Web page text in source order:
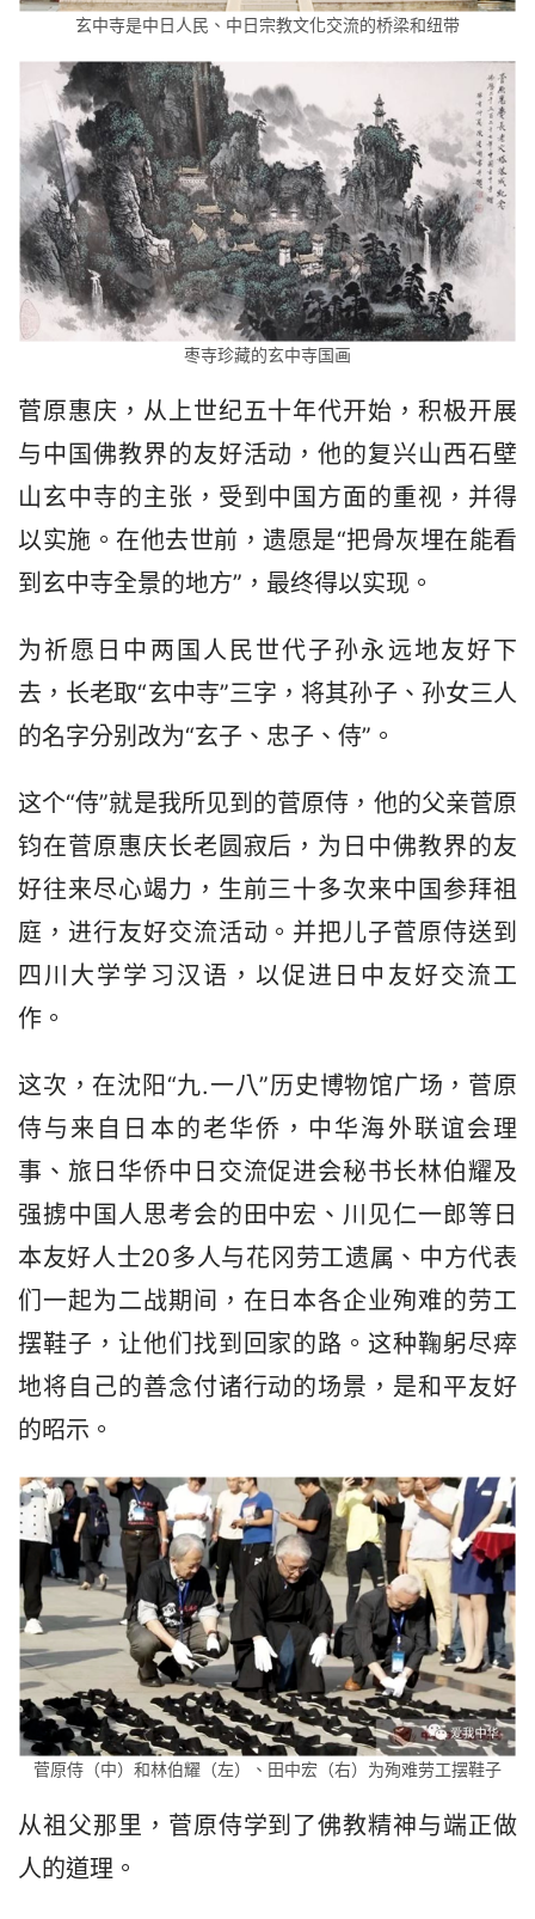
玄中寺是中日人民、中日宗教文化交流的桥梁和纽带
枣寺珍藏的玄中寺国画
菅原惠庆，从上世纪五十年代开始，积极开展
与中国佛教界的友好活动，他的复兴山西石壁
山玄中寺的主张，受到中国方面的重视，并得
以实施。在他去世前，遗愿是“把骨灰埋在能看
到玄中寺全景的地方”，最终得以实现。
为祈愿日中两国人民世代子孙永远地友好下
去，长老取“玄中寺”三字，将其孙子、孙女三人
的名字分别改为“玄子、忠子、侍”。
这个“侍”就是我所见到的菅原侍，他的父亲菅原
钧在菅原惠庆长老圆寂后，为日中佛教界的友
好往来尽心竭力，生前三十多次来中国参拜祖
庭，进行友好交流活动。并把儿子菅原侍送到
四川大学学习汉语，以促进日中友好交流工
作。
这次，在沈阳“九.一八”历史博物馆广场，菅原
侍与来自日本的老华侨，中华海外联谊会理
事、旅日华侨中日交流促进会秘书长林伯耀及
强掳中国人思考会的田中宏、川见仁一郎等日
本友好人士20多人与花冈劳工遗属、中方代表
们一起为二战期间，在日本各企业殉难的劳工
摆鞋子，让他们找到回家的路。这种鞠躬尽瘁
地将自己的善念付诸行动的场景，是和平友好
的昭示。
菅原侍（中）和林伯耀（左）、田中宏（右）为殉难劳工摆鞋子
从祖父那里，菅原侍学到了佛教精神与端正做
人的道理。